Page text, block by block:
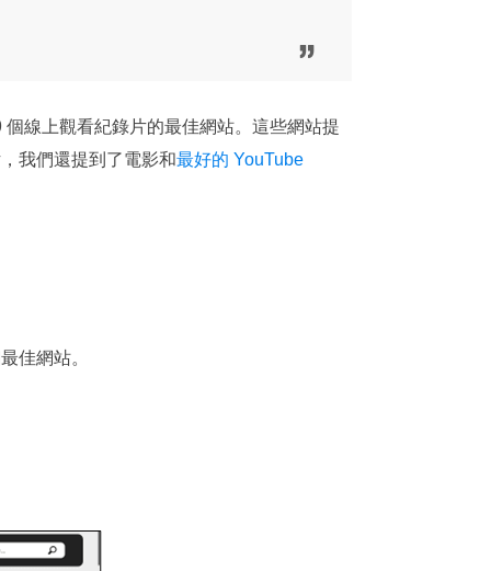
個線上觀看紀錄片的最佳網站。這些網站提
我們還提到了電影和最好的 YouTube
佳網站。